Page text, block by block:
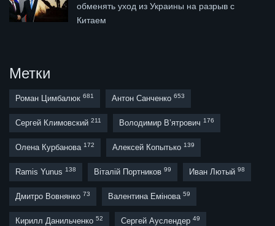
обменять уход из Украины на разрыв с
Китаем
Метки
Роман Цимбалюк 681 Антон Санченко 653
Сергей Климовский 211 Володимир В’ятрович 176
Олена Курбанова 172 Алексей Копытько 139
Ramis Yunus 138 Віталій Портников 99 Иван Лютый 98
Дмитро Вовнянко 73 Валентина Емінова 59
Кирилл Данильченко 52 Сергей Ауслендер 49